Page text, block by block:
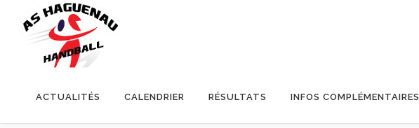
ACTUALITÉS CALENDRIER RÉSULTATS INFOS COMPLÉMENTAIRES